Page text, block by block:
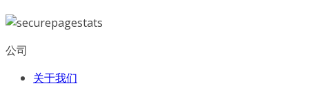
公司
关于我们